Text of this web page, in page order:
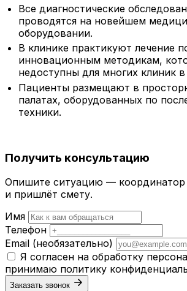
Все диагностические
проводятся на новейшем
оборудовании.
В клинике практикуют лечение
инновационным методикам,
недоступны для многих клиник
Пациенты размещают в
палатах, оборудованных по
техники.
Получить консультацию
Опишите ситуацию — координатор
и пришлёт смету.
Имя
Телефон
Email (необязательно)
Я согласен на обработку
принимаю политику
Заказать звонок